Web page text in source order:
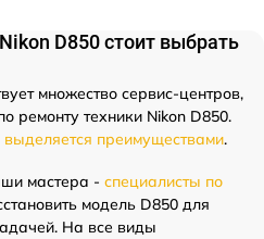
D850 стоит выбрать
множество сервис-центров,
ремонту техники Nikon D850.
преимуществами.
мастера - специалисты по
модель D850 для
На все виды